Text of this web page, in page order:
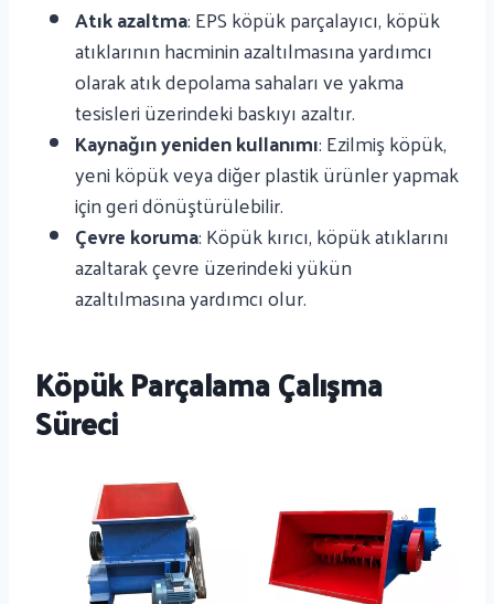
Atık azaltma: EPS köpük parçalayıcı, köpük
atıklarının hacminin azaltılmasına yardımcı
olarak atık depolama sahaları ve yakma
tesisleri üzerindeki baskıyı azaltır.
Kaynağın yeniden kullanımı: Ezilmiş köpük,
yeni köpük veya diğer plastik ürünler yapmak
için geri dönüştürülebilir.
Çevre koruma: Köpük kırıcı, köpük atıklarını
azaltarak çevre üzerindeki yükün
azaltılmasına yardımcı olur.
Köpük Parçalama Çalışma
Süreci